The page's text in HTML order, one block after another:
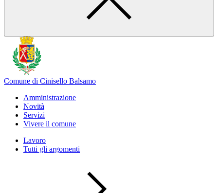
Comune di Cinisello Balsamo
Amministrazione
Novità
Servizi
Vivere il comune
Lavoro
Tutti gli argomenti